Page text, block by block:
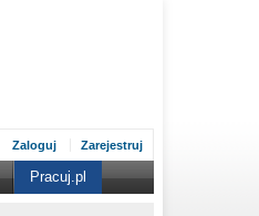
Zaloguj Zarejestruj
Pracuj.pl